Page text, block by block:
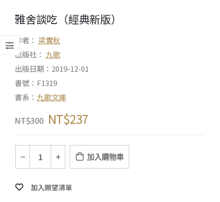
雅舍談吃（經典新版）
作者： 梁實秋
出版社： 九歌
出版日期：2019-12-01
書號：F1319
書系： 九歌文庫
NT$300 NT$237
加入購物車
加入願望清單